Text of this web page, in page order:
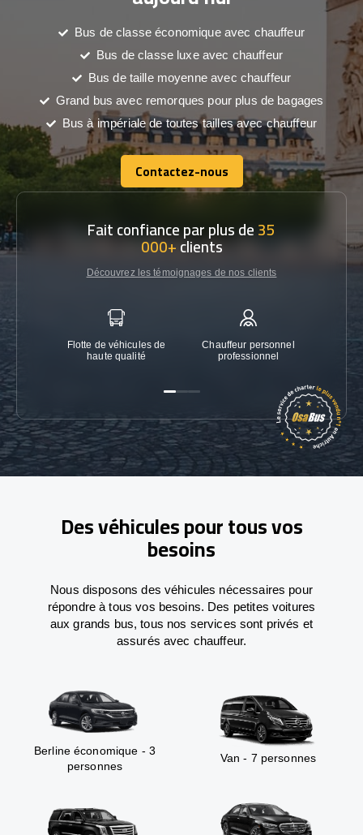
Bus de classe économique avec chauffeur
Bus de classe luxe avec chauffeur
Bus de taille moyenne avec chauffeur
Grand bus avec remorques pour plus de bagages
Bus à impériale de toutes tailles avec chauffeur
Contactez-nous
Contactez-nous
Fait confiance par plus de35
000+clients
Découvrez les témoignages de nos clients
Flotte de véhicules de
haute qualité
Chauffeur personnel
professionnel
Des véhicules pour tous vos
besoins
Nous disposons des véhicules nécessaires pour
répondre à tous vos besoins. Des petites voitures
aux grands bus, tous nos services sont privés et
assurés avec chauffeur.
Berline économique - 3
personnes
Van - 7 personnes